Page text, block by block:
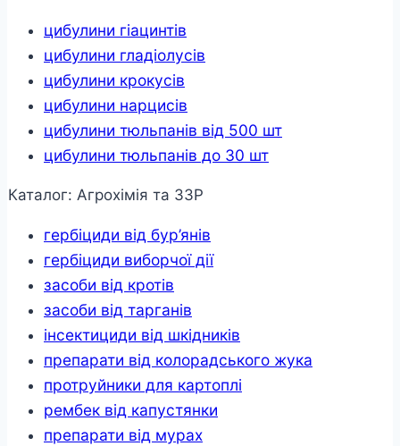
цибулини гіацинтів
цибулини гладіолусів
цибулини крокусів
цибулини нарцисів
цибулини тюльпанів від 500 шт
цибулини тюльпанів до 30 шт
Каталог: Агрохімія та ЗЗР
гербіциди від бур’янів
гербіциди виборчої дії
засоби від кротів
засоби від тарганів
інсектициди від шкідників
препарати від колорадського жука
протруйники для картоплі
рембек від капустянки
препарати від мурах